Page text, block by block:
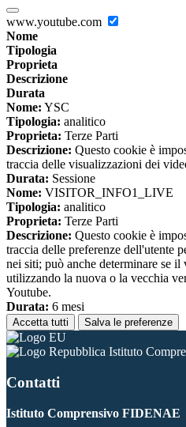
www.youtube.com
Nome
Tipologia
Proprieta
Descrizione
Durata
Nome: YSC
Tipologia: analitico
Proprieta: Terze Parti
Descrizione: Questo cookie è
traccia delle visualizzazioni dei
Durata: Sessione
Nome: VISITOR_INFO1_LIVE
Tipologia: analitico
Proprieta: Terze Parti
Descrizione: Questo cookie è
traccia delle preferenze dell'utente
nei siti; può anche determinare se il
utilizzando la nuova o la vecchia
Youtube.
Durata: 6 mesi
Accetta tutti Salva le preferenze
Istituto
Contatti
Istituto Comprensivo FIDENAE